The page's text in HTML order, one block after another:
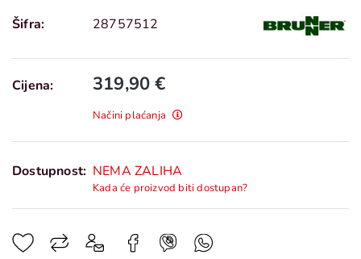
Šifra: 28757512
Cijena: 319,90 €
Načini plaćanja
Dostupnost: NEMA ZALIHA
Kada će proizvod biti dostupan?